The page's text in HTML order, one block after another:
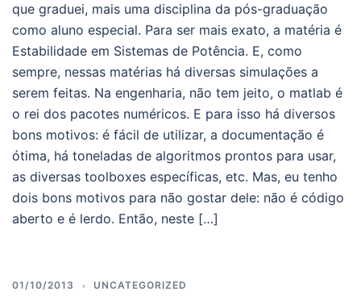
que graduei, mais uma disciplina da pós-graduação
como aluno especial. Para ser mais exato, a matéria é
Estabilidade em Sistemas de Potência. E, como
sempre, nessas matérias há diversas simulações a
serem feitas. Na engenharia, não tem jeito, o matlab é
o rei dos pacotes numéricos. E para isso há diversos
bons motivos: é fácil de utilizar, a documentação é
ótima, há toneladas de algoritmos prontos para usar,
as diversas toolboxes específicas, etc. Mas, eu tenho
dois bons motivos para não gostar dele: não é código
aberto e é lerdo. Então, neste […]
01/10/2013 UNCATEGORIZED